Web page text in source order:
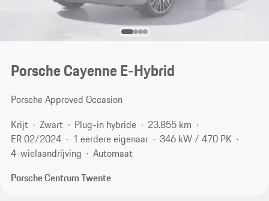
Porsche Cayenne E-Hybrid
Porsche Approved Occasion
Krijt
Zwart Plug-in hybride
23.855 km
ER 02/2024
1 eerdere eigenaar
346 kW / 470 PK
4-wielaandrijving
Automaat
Porsche Centrum Twente